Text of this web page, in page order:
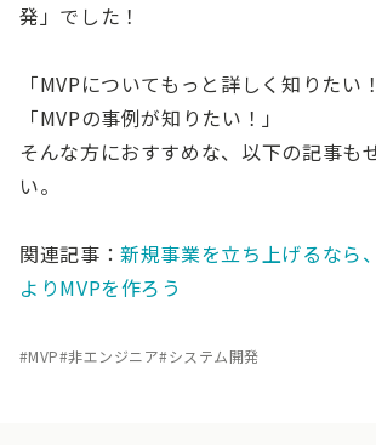
発」でした！
「MVPについてもっと詳しく知りたい！
「MVPの事例が知りたい！」
そんな方におすすめな、以下の記事も
い。
関連記事：新規事業を立ち上げるなら
よりMVPを作ろう
#MVP#非エンジニア#システム開発